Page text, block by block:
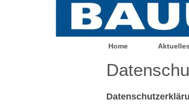
Home Aktuelles